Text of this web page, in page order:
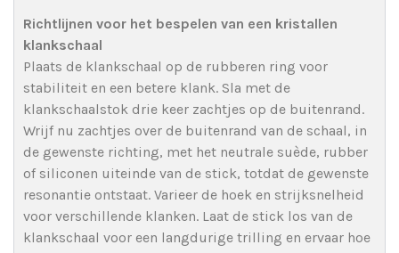
Richtlijnen voor het bespelen van een kristallen
klankschaal
Plaats de klankschaal op de rubberen ring voor
stabiliteit en een betere klank. Sla met de
klankschaalstok drie keer zachtjes op de buitenrand.
Wrijf nu zachtjes over de buitenrand van de schaal, in
de gewenste richting, met het neutrale suède, rubber
of siliconen uiteinde van de stick, totdat de gewenste
resonantie ontstaat. Varieer de hoek en strijksnelheid
voor verschillende klanken. Laat de stick los van de
klankschaal voor een langdurige trilling en ervaar hoe